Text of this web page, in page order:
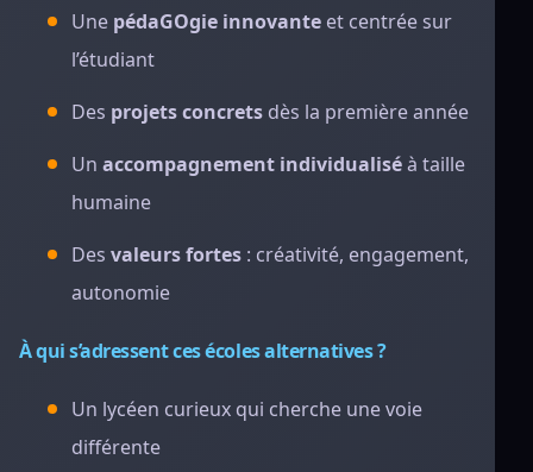
Une pédaGOgie innovante et centrée sur
l’étudiant
Des projets concrets dès la première année
Un accompagnement individualiséà taille
humaine
Des valeurs fortes : créativité, engagement,
autonomie
À qui s’adressent ces écoles alternatives ?
Un lycéen curieux qui cherche une voie
différente